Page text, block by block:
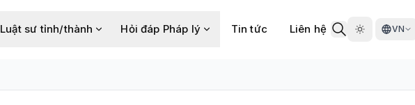
Luật sư tỉnh/thành Hỏi đáp Pháp lý Tin tức Liên hệ VN